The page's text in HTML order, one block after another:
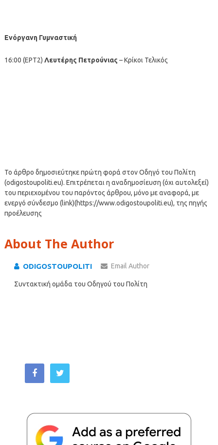
Ενόργανη Γυμναστική
16:00 (ΕΡΤ2) Λευτέρης Πετρούνιας – Κρίκοι Τελικός
Το άρθρο δημοσιεύτηκε πρώτη φορά στον Οδηγό του Πολίτη
(odigostoupoliti.eu). Επιτρέπεται η αναδημοσίευση (όχι αυτολεξεί)
του περιεχομένου του παρόντος άρθρου, μόνο με αναφορά, με
ενεργό σύνδεσμο (link)(https://www.odigostoupoliti.eu), της πηγής
προέλευσης
About The Author
ODIGOSTOUPOLITI Email Author
Συντακτική ομάδα του Οδηγού του Πολίτη